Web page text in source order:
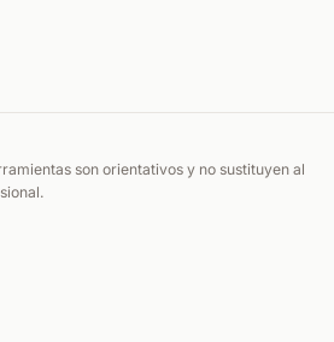
son orientativos y no sustituyen al